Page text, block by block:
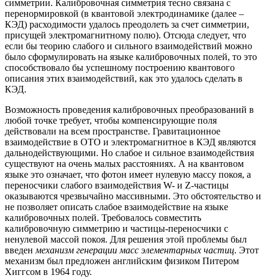
симметрии. Калибровочная симметрия тесно связана с
перенормировкой (в квантовой электродинамике (далее –
КЭД) расходимости удалось преодолеть за счет симметрии,
присущей электромагнитному полю). Отсюда следует, что
если бы теорию слабого и сильного взаимодействий можно
было сформулировать на языке калибровочных полей, то это
способствовало бы успешному построению квантового
описания этих взаимодействий, как это удалось сделать в
КЭД.
Возможность проведения калибровочных преобразований в
любой точке требует, чтобы компенсирующие поля
действовали на всем пространстве. Гравитационное
взаимодействие в ОТО и электромагнитное в КЭД являются
дальнодействующими. Но слабое и сильное взаимодействия
существуют на очень малых расстояниях. А на квантовом
языке это означает, что фотон имеет нулевую массу покоя, а
переносчики слабого взаимодействия W- и Z-частицы
оказываются чрезвычайно массивными. Это обстоятельство и
не позволяет описать слабое взаимодействие на языке
калибровочных полей. Требовалось совместить
калибровочную симметрию и частицы-переносчики с
ненулевой массой покоя. Для решения этой проблемы был
введенмеханизм генерации масс элементарных частиц. Этот
механизм был предложен английским физиком Питером
Хиггсом в 1964 году.